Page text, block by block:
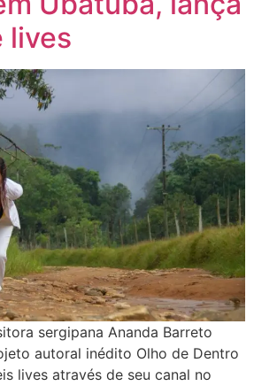
lives
sergipana Ananda Barreto
autoral inédito Olho de Dentro
lives através de seu canal no